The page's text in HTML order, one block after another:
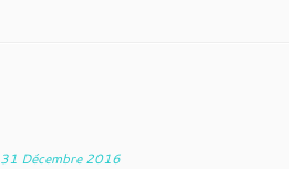
31 Décembre 2016